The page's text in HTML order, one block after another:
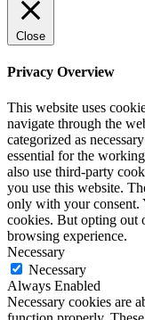
Close
Privacy Overview
This website uses
navigate through the
categorized as
essential for the
also use third-party
you use this website.
only with your consent.
cookies. But opting out
browsing experience.
Necessary
Necessary
Always Enabled
Necessary cookies are